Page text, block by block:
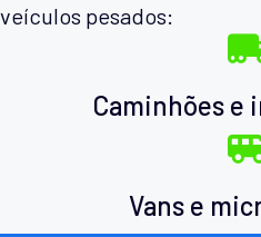
veículos pesados:
Caminhões e
Vans e